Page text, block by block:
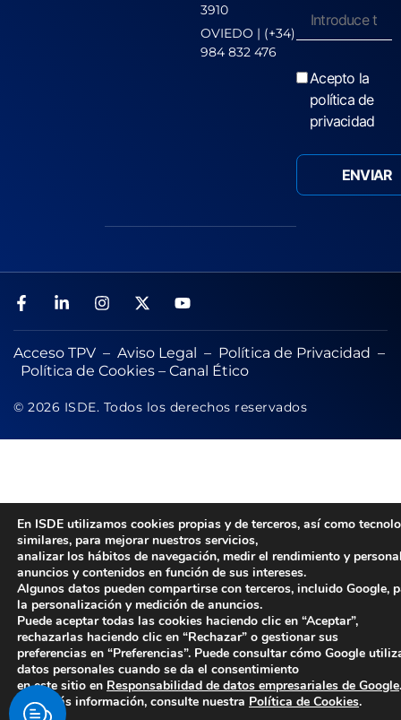
3910
OVIEDO | (+34)
984 832 476
Acepto la
política de
privacidad
Acceso TPV – Aviso Legal – Política de Privacidad –
Política de Cookies – Canal Ético
© 2026 ISDE. Todos los derechos reservados
En ISDE utilizamos cookies propias y de terceros, así como
similares, para mejorar nuestros servicios,
analizar los hábitos de navegación, medir el rendimiento y
anuncios y contenidos en función de sus intereses.
Algunos datos pueden compartirse con terceros, incluido Google,
la personalización y medición de anuncios.
Puede aceptar todas las cookies haciendo clic en “Aceptar”,
rechazarlas haciendo clic en “Rechazar” o gestionar sus
preferencias en “Preferencias”. Puede consultar cómo Google
datos personales cuando se da el consentimiento
en este sitio en Responsabilidad de datos empresariales de Google.
Para más información, consulte nuestra Política de Cookies.